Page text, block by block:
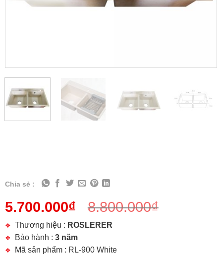
Chia sẻ :
5.700.000₫ 8.800.000₫
Thương hiệu : ROSLERER
Bảo hành : 3 năm
Mã sản phẩm : RL-900 White